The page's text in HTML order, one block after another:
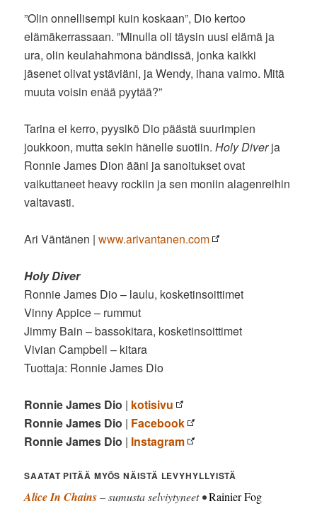
”Olin onnellisempi kuin koskaan”, Dio kertoo
elämäkerrassaan. ”Minulla oli täysin uusi elämä ja
ura, olin keulahahmona bändissä, jonka kaikki
jäsenet olivat ystäviäni, ja Wendy, ihana vaimo. Mitä
muuta voisin enää pyytää?”
Tarina ei kerro, pyysikö Dio päästä suurimpien
joukkoon, mutta sekin hänelle suotiin.Holy Diverja
Ronnie James Dion ääni ja sanoitukset ovat
vaikuttaneet heavy rockiin ja sen moniin alagenreihin
valtavasti.
Ari Väntänen |www.arivantanen.com
Holy Diver
Ronnie James Dio – laulu, kosketinsoittimet
Vinny Appice – rummut
Jimmy Bain – bassokitara, kosketinsoittimet
Vivian Campbell – kitara
Tuottaja: Ronnie James Dio
Ronnie James Dio | kotisivu
Ronnie James Dio | Facebook
Ronnie James Dio | Instagram
SAATAT PITÄÄ MYÖS NÄISTÄ LEVYHYLLYISTÄ
Alice In Chains– sumusta selviytyneet •Rainier Fog